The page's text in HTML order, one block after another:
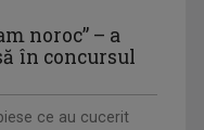
Sport transmite
noroc” – a
în concursul